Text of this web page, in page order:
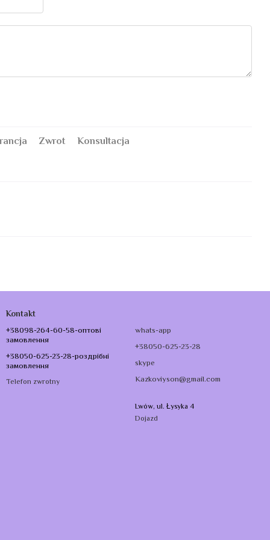
Zwrot Konsultacja
Kontakt
+38098-264-60-58-оптові
замовлення
+38050-625-23-28-роздрібні
замовлення
Telefon zwrotny
whats-app
+38050-625-23-28
skype
Kazkoviyson@gmail.com
Lwów, ul. Łysyka 4
Dojazd